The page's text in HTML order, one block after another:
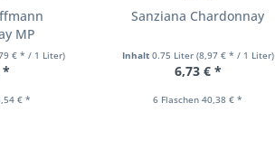
MP
€ * / 1 Liter)
*
€ *
Sanziana Chardonnay
Inhalt 0.75 Liter (8,97 € * / 1 Liter)
6,73 € *
6 Flaschen 40,38 € *